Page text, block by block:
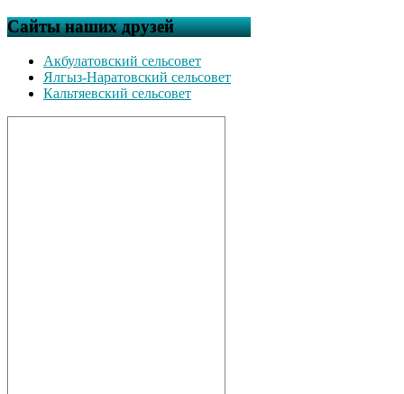
Сайты наших друзей
Акбулатовский сельсовет
Ялгыз-Наратовский сельсовет
Кальтяевский сельсовет